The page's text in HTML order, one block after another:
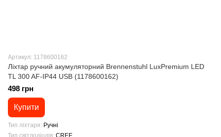
Артикул: 1178600162
Ліхтар ручний акумуляторний Brennenstuhl LuxPremium LED
TL 300 AF-IP44 USB (1178600162)
498 грн
Купити
Тип ліхтаря
Ручні
Тип світлодіодів CREE